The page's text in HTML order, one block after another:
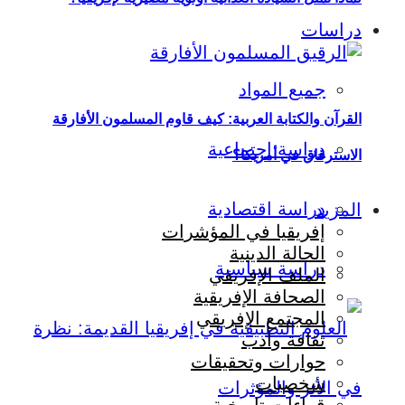
دراسات
جميع المواد
دراسة اجتماعية
دراسة اقتصادية
دراسة سياسية
القرآن والكتابة العربية: كيف قاوم المسلمون الأفارقة
الاسترقاق في أمريكا؟
المزيد
إفريقيا في المؤشرات
الحالة الدينية
الملف الإفريقي
الصحافة الإفريقية
المجتمع الإفريقي
ثقافة وأدب
حوارات وتحقيقات
شخصيات